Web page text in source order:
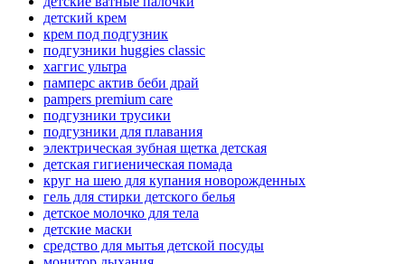
детский крем
крем под подгузник
подгузники huggies classic
хаггис ультра
памперс актив беби драй
pampers premium care
подгузники трусики
подгузники для плавания
электрическая зубная щетка детская
детская гигиеническая помада
круг на шею для купания новорожденных
гель для стирки детского белья
детское молочко для тела
детские маски
средство для мытья детской посуды